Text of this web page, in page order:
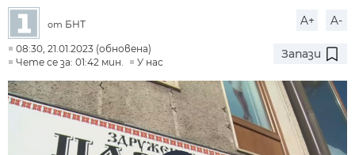
от БНТ A+ A-
08:30, 21.01.2023 (обновена)
Чете се за: 01:42 мин.
У нас
Запази